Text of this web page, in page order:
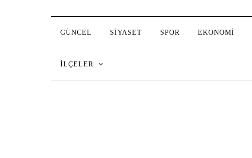
GÜNCEL SİYASET SPOR EKONOMİ
İLÇELER